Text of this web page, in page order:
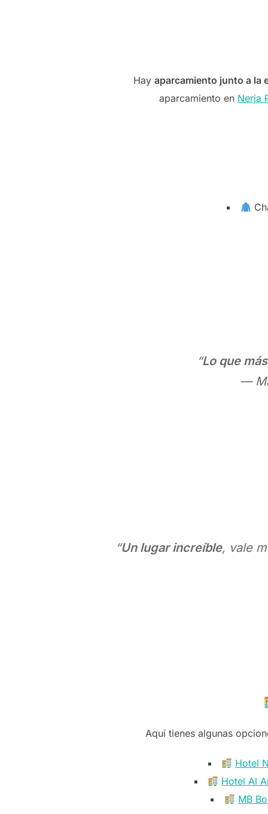
Hay aparcamiento junto a la
aparcamiento en Nerja
“Lo que
—
“Un lugar increíble, vale
Aquí tienes algunas
Hotel
Hotel Al
MB